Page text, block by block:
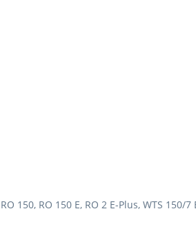
150, RO 150 E, RO 2 E-Plus, WTS 150/